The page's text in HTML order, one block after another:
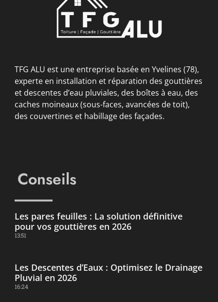
TFG ALU est une entreprise basée en Yvelines (78),
experte en installation et réparation des gouttières
et descentes d’eau pluviales, des boîtes à eau, des
caches moineaux (sous-faces, avancées de toit),
des couvertines et habillage des façades.
Conseils
Les pares feuilles : La solution définitive
pour vos gouttières en 2026
13:51
Les Descentes d’Eaux : Optimisez le Drainage
Pluvial en 2026
16:24